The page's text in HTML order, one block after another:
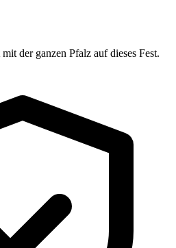
der ganzen Pfalz auf dieses Fest.